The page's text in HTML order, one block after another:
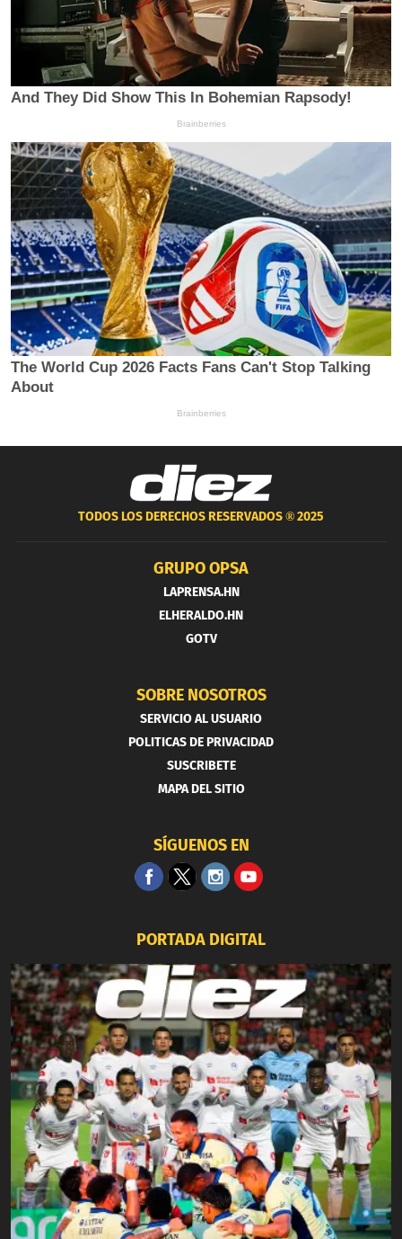
TODOS LOS DERECHOS RESERVADOS ®2025
GRUPO OPSA
LAPRENSA.HN
ELHERALDO.HN
GOTV
SOBRE NOSOTROS
SERVICIO AL USUARIO
POLITICAS DE PRIVACIDAD
SUSCRIBETE
MAPA DEL SITIO
SÍGUENOS EN
PORTADA DIGITAL